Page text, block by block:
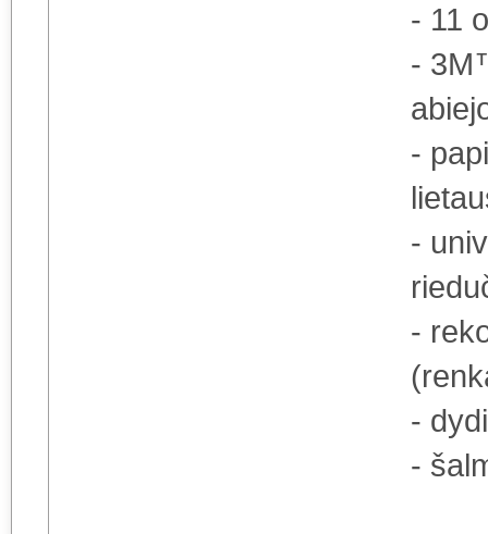
- 11
-
-
-
-
-
-